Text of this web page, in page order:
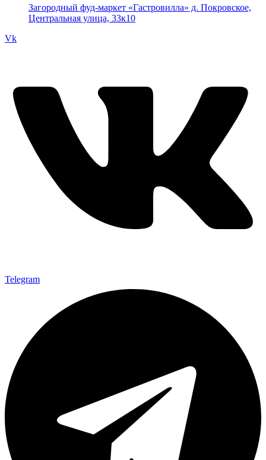
Загородный фуд-маркет «Гастровилла» д. Покровское,
Центральная улица, 33к10
Vk
Telegram